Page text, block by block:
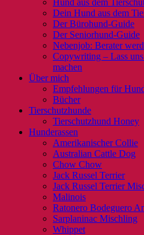
Hund aus dem
Dein Hund aus dem
Der Bürohund-Guide
Der Seniorhund-Guide
Nebenjob: Berater
Copywriting – Lass
machen
Über mich
Empfehlungen für
Bücher
Tierschutzhunde
Tierschutzhund Honey
Hunderassen
Amerikanischer Collie
Australian Cattle Dog
Chow Chow
Jack Russel Terrier
Jack Russel Terrier
Malinois
Ratonero Bodeguero
Sarplaninac Mischling
Whippet